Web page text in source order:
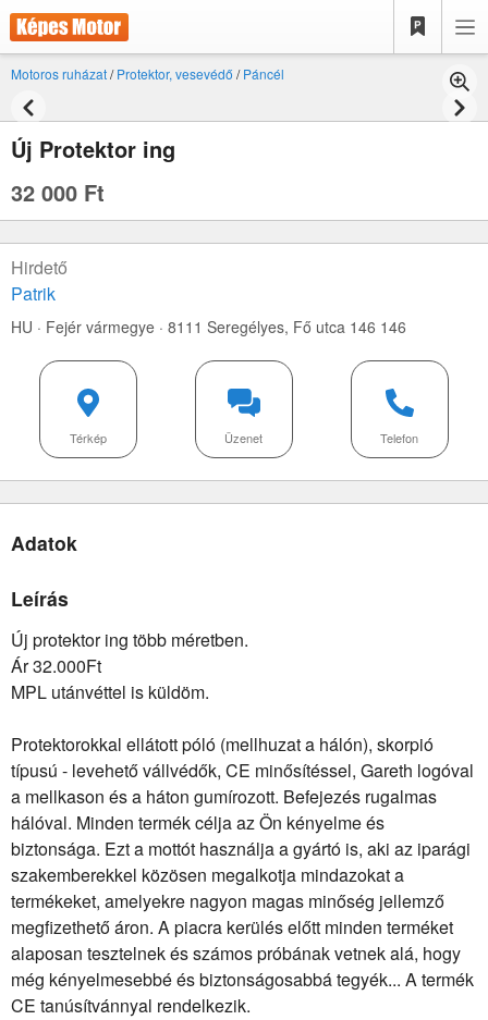
Motoros ruházat/Protektor, vesevédő /Páncél
Új Protektor ing
32 000 Ft
Hirdető
Patrik
HU · Fejér vármegye · 8111 Seregélyes, Fő utca 146 146
Telefon
Üzenet
Térkép
Adatok
Leírás
Új protektor ing több méretben.
Ár 32.000Ft
MPL utánvéttel is küldöm.
Protektorokkal ellátott póló (mellhuzat a hálón), skorpió
típusú - levehető vállvédők, CE minősítéssel, Gareth logóval
a mellkason és a háton gumírozott. Befejezés rugalmas
hálóval. Minden termék célja az Ön kényelme és
biztonsága. Ezt a mottót használja a gyártó is, aki az iparági
szakemberekkel közösen megalkotja mindazokat a
termékeket, amelyekre nagyon magas minőség jellemző
megfizethető áron. A piacra kerülés előtt minden terméket
alaposan tesztelnek és számos próbának vetnek alá, hogy
még kényelmesebbé és biztonságosabbá tegyék... A termék
CE tanúsítvánnyal rendelkezik.